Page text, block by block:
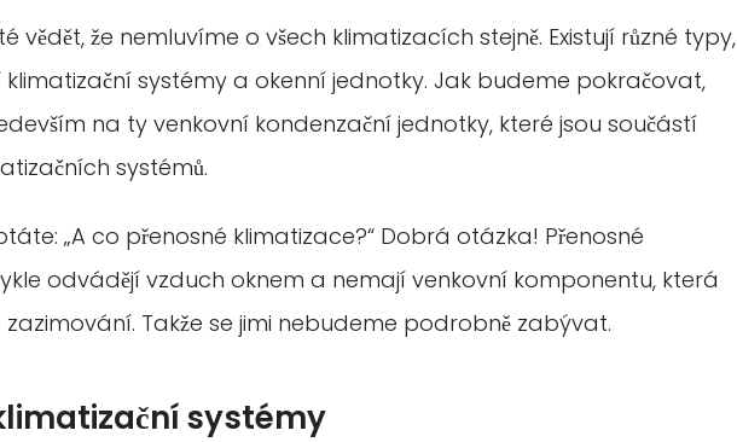
vědět, že nemluvíme o všech klimatizacích stejně. Existují různé typy,
systémy a okenní jednotky. Jak budeme pokračovat,
na ty venkovní kondenzační jednotky, které jsou součástí
systémů.
„A co přenosné klimatizace?“ Dobrá otázka! Přenosné
odvádějí vzduch oknem a nemají venkovní komponentu, která
Takže se jimi nebudeme podrobně zabývat.
systémy